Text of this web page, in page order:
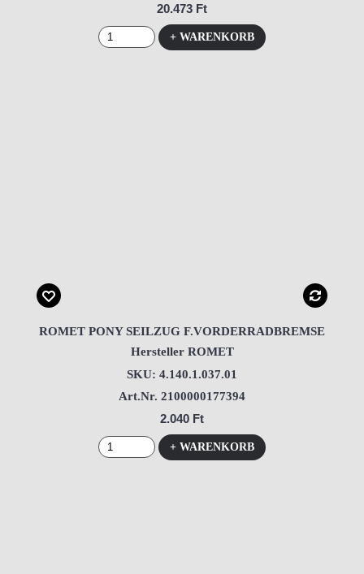
20.473 Ft
+ WARENKORB
ROMET PONY SEILZUG F.VORDERRADBREMSE
Hersteller ROMET
SKU: 4.140.1.037.01
Art.Nr. 2100000177394
2.040 Ft
+ WARENKORB